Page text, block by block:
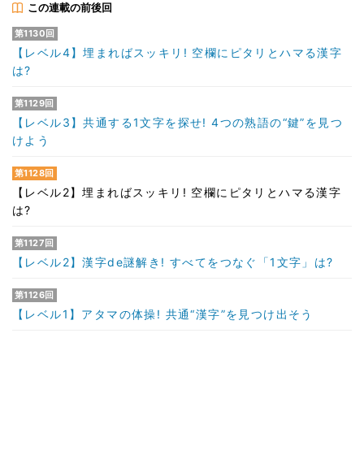
この連載の前後回
第1130回
【レベル4】埋まればスッキリ! 空欄にピタリとハマる漢字
は?
第1129回
【レベル3】共通する1文字を探せ! 4つの熟語の“鍵”を見つ
けよう
第1128回
【レベル2】埋まればスッキリ! 空欄にピタリとハマる漢字
は?
第1127回
【レベル2】漢字de謎解き! すべてをつなぐ「1文字」は?
第1126回
【レベル1】アタマの体操! 共通“漢字”を見つけ出そう